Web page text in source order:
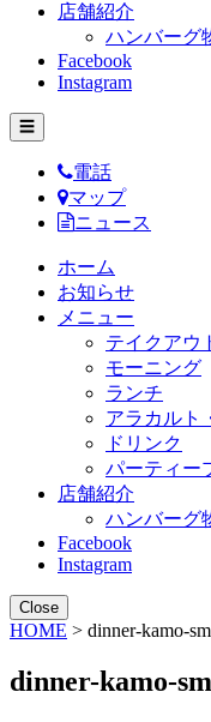
店舗紹介
ハンバーグ
Facebook
Instagram
☰
電話
マップ
ニュース
ホーム
お知らせ
メニュー
テイクアウ
モーニング
ランチ
アラカルト
ドリンク
パーティー
店舗紹介
ハンバーグ
Facebook
Instagram
Close
HOME > dinner-kamo-
dinner-kamo-